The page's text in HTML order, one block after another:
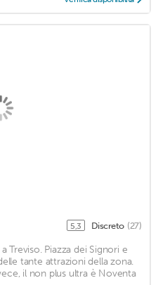
5,3 Discreto (27)
Treviso. Piazza dei Signori e
tante attrazioni della zona.
il non plus ultra è Noventa